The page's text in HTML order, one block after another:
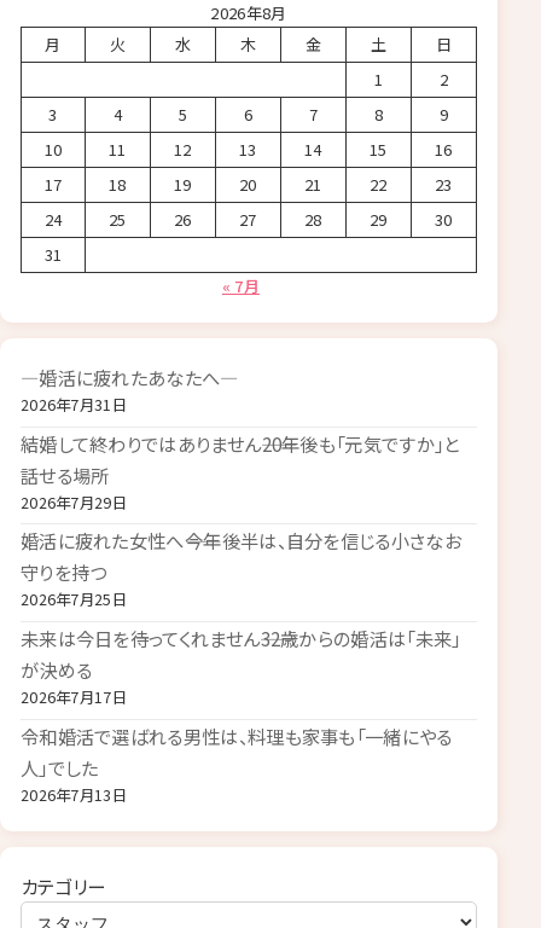
2026年8月
月
火 水 木 金 土
日
1
2
3
4 5 6 7 8
9
10
11 12 13 14 15
16
17
18 19 20 21 22
23
24
25 26 27 28 29
30
31
« 7月
―婚活に疲れたあなたへ―
2026年7月31日
結婚して終わりではありません――20年後も「元気ですか」と
話せる場所
2026年7月29日
婚活に疲れた女性へ――今年後半は、自分を信じる小さなお
守りを持つ
2026年7月25日
未来は今日を待ってくれません――32歳からの婚活は「未来」
が決める
2026年7月17日
令和婚活で選ばれる男性は、料理も家事も「一緒にやる
人」でした
2026年7月13日
カテゴリー